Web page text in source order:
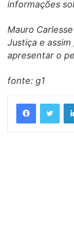
informações
Mauro
Justiça e
apresentar o
fonte: g1